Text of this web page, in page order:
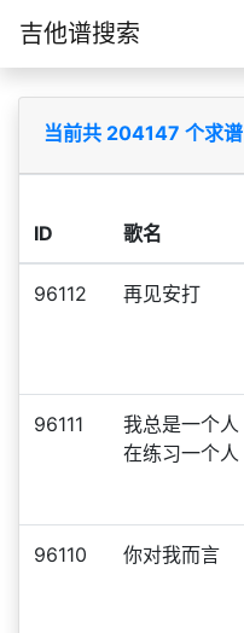
吉他谱搜索
当前共 204147 个求谱
ID 歌名
96112 再见安打
96111
我总是一个人
在练习一个人
96110 你对我而言